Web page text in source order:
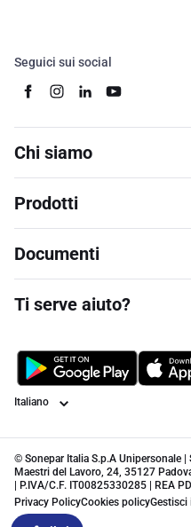
Seguici sui social
Chi siamo
Prodotti
Documenti
Ti serve aiuto?
Lingua
© Sonepar Italia S.p.A Unipersonale
Maestri del Lavoro, 24, 35127
| P.IVA/C.F. IT00825330285 | REA
Privacy PolicyCookies policyGestisci